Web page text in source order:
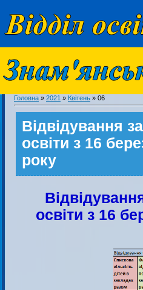
Головна » 2021 » Квітень » 06
Відвідування
освіти з 16
року
освіти з 16